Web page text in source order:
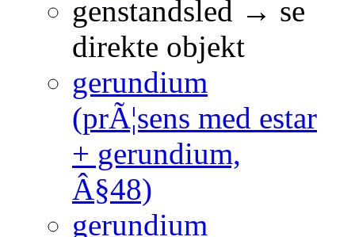
genstandsled → se
direkte objekt
gerundium
(prÃ¦sens med estar
+ gerundium,
Â§48)
gerundium